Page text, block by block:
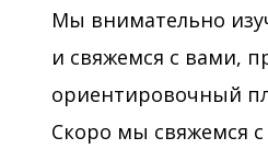
Мы внимательно
и свяжемся с вами,
ориентировочный
Скоро мы свяжемся